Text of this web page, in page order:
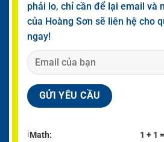
phải lo, chỉ cần để lại email và
của Hoàng Sơn sẽ liên hệ cho
ngay!
ℹMath: 1 + 1